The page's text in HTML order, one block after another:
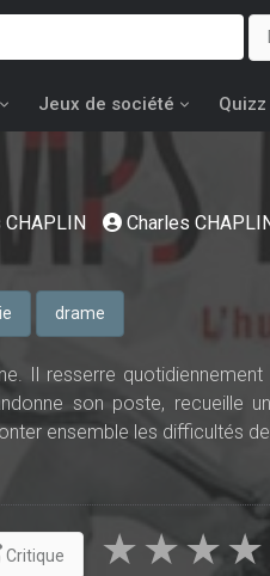
Jeux de société Quizz
CHAPLIN Charles
drame
Il resserre
son poste, recueille
ensemble les difficultés
Critique ★
★
★
★